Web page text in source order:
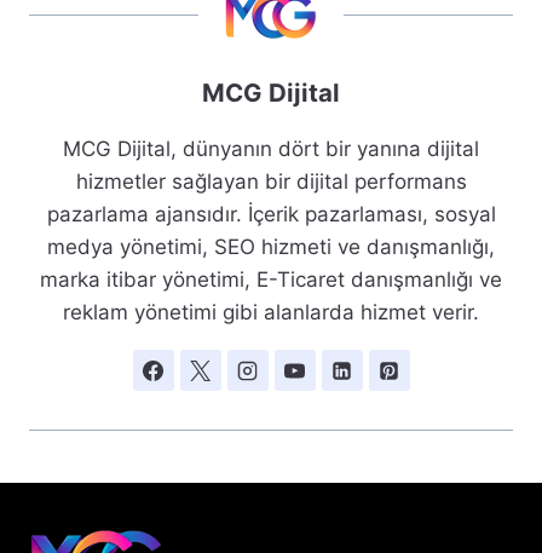
MCG Dijital
MCG Dijital, dünyanın dört bir yanına dijital
hizmetler sağlayan bir dijital performans
pazarlama ajansıdır. İçerik pazarlaması, sosyal
medya yönetimi, SEO hizmeti ve danışmanlığı,
marka itibar yönetimi, E-Ticaret danışmanlığı ve
reklam yönetimi gibi alanlarda hizmet verir.